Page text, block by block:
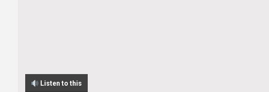
Listen to this